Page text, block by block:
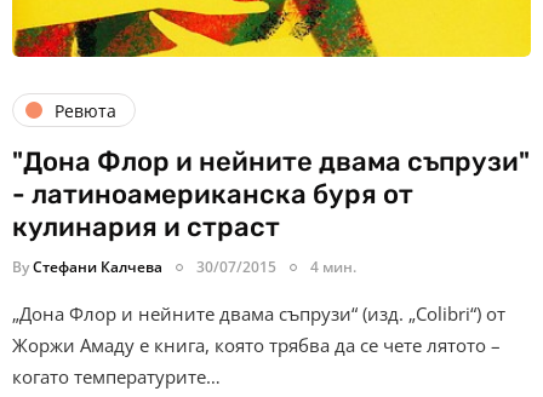
Ревюта
"Дона Флор и нейните двама съпрузи"
- латиноамериканска буря от
кулинария и страст
ByСтефани Калчева 30/07/2015 4 мин.
„Дона Флор и нейните двама съпрузи“ (изд. „Colibri“) от
Жоржи Амаду е книга, която трябва да се чете лятото –
когато температурите…